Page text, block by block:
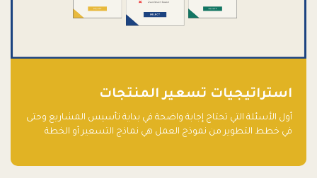
استراتيجيات تسعير المنتجات
أول الأسئلة التي تحتاج إجابة واضحة في بداية تأسيس المشاريع وحتى
في خطط التطوير من نموذج العمل هي نماذج التسعير أو الخطة